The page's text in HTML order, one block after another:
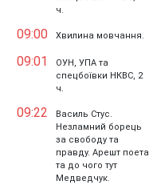
ч.
09:00 Хвилина мовчання.
09:01
ОУН, УПА та
спецбоївки НКВС, 2
ч.
09:22
Василь Стус.
Незламний борець
за свободу та
правду. Арешт поета
та до чого тут
Медведчук.